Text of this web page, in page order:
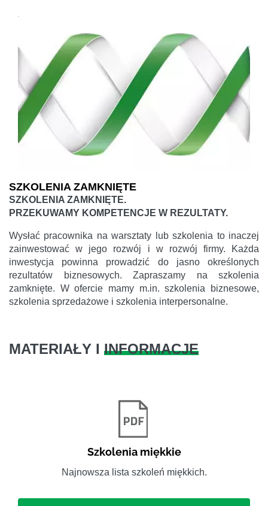
SZKOLENIA ZAMKNIĘTE
SZKOLENIA ZAMKNIĘTE.
PRZEKUWAMY KOMPETENCJE W REZULTATY.
Wysłać pracownika na warsztaty lub szkolenia to inaczej
zainwestować w jego rozwój i w rozwój firmy. Każda
inwestycja powinna prowadzić do jasno określonych
rezultatów biznesowych. Zapraszamy na szkolenia
zamknięte. W ofercie mamy m.in. szkolenia biznesowe,
szkolenia sprzedażowe i szkolenia interpersonalne.
MATERIAŁY I INFORMACJE
Szkolenia miękkie
Najnowsza lista szkoleń miękkich.